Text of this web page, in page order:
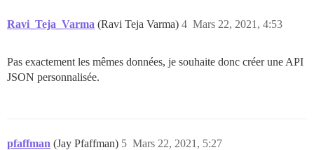
Ravi_Teja_Varma (Ravi Teja Varma) Mars 22, 2021, 4:53
4
Pas exactement les mêmes données, je souhaite donc créer une API
JSON personnalisée.
pfaffman (Jay Pfaffman) Mars 22, 2021, 5:27
5